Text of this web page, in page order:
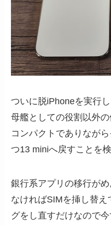
ついに脱iPhoneを実行
母艦としての役割以外
コンパクトでありなが
つ13 miniへ戻すことを
銀行系アプリの移行が
なければSIMを挿し替
グをし直すだけなので